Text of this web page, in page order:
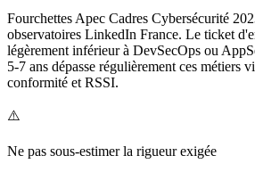
Fourchettes Apec Cadres Cybersécurité
observatoires LinkedIn France. Le ticket
légèrement inférieur à DevSecOps ou
5-7 ans dépasse régulièrement ces métiers
conformité et RSSI.
⚠️
Ne pas sous-estimer la rigueur exigée